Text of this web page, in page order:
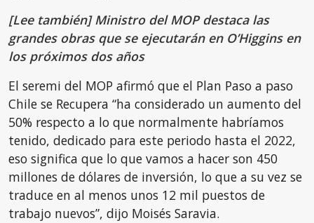
[Lee también] Ministro del MOP destaca las
grandes obras que se ejecutarán en O’Higgins en
los próximos dos años
El seremi del MOP afirmó que el Plan Paso a paso
Chile se Recupera “ha considerado un aumento del
50% respecto a lo que normalmente habríamos
tenido, dedicado para este periodo hasta el 2022,
eso significa que lo que vamos a hacer son 450
millones de dólares de inversión, lo que a su vez se
traduce en al menos unos 12 mil puestos de
trabajo nuevos”, dijo Moisés Saravia.